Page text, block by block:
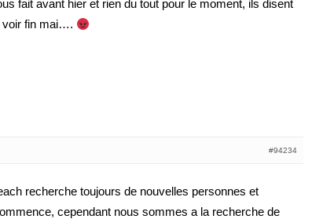
fait avant hier et rien du tout pour le moment, ils disent
voir fin mai….
#94234
recherche toujours de nouvelles personnes et
cependant nous sommes a la recherche de